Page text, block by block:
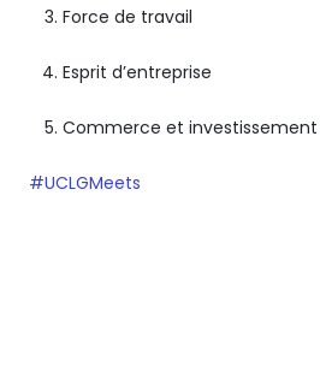
Force de travail
Esprit d’entreprise
Commerce et
#UCLGMeets